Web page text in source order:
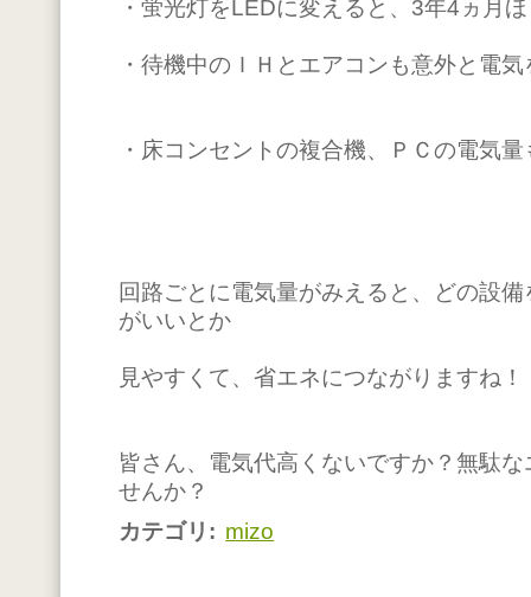
・蛍光灯をLEDに変えると、3年4ヵ月
・待機中のＩＨとエアコンも意外と電
・床コンセントの複合機、ＰＣの電気量
回路ごとに電気量がみえると、どの設
がいいとか
見やすくて、省エネにつながりますね！
皆さん、電気代高くないですか？無駄
せんか？
カテゴリ : mizo